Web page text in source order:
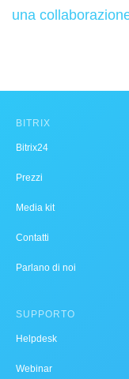
una
BITRIX
Bitrix24
Prezzi
Media kit
Contatti
Parlano di noi
SUPPORTO
Helpdesk
Webinar